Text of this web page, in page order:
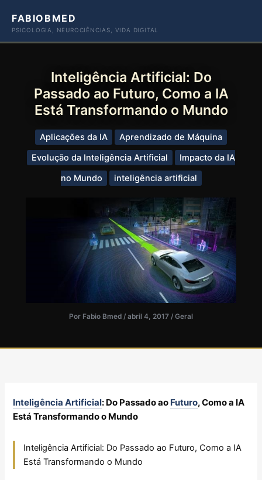
paraFABIOBMED
PSICOLOGIA, NEUROCIÊNCIAS, VIDA DIGITAL
Inteligência Artificial: Do
Passado ao Futuro, Como a IA
Está Transformando o Mundo
Aplicações da IA
Aprendizado de Máquina
Evolução da Inteligência Artificial
Impacto da IA
no Mundo
inteligência artificial
Por Fabio Bmed / abril 4, 2017 / Geral
Inteligência Artificial: Do Passado ao Futuro, Como a IA
Está Transformando o Mundo
Inteligência Artificial: Do Passado ao Futuro, Como a IA
Está Transformando o Mundo